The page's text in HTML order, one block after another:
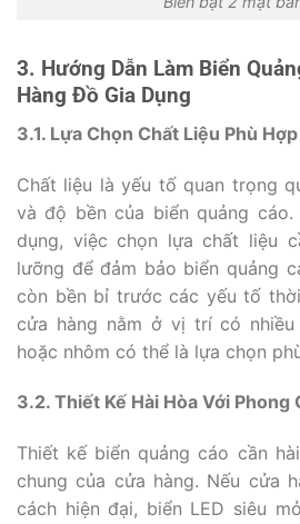
3. Hướng Dẫn Làm Biển
Hàng Đồ Gia Dụng
3.1. Lựa Chọn Chất Liệu Phù Hợp
Chất liệu là yếu tố quan trọng
và độ bền của biển quảng
dụng, việc chọn lựa chất liệu
lưỡng để đảm bảo biển quảng
còn bền bỉ trước các yếu tố
cửa hàng nằm ở vị trí có nhiều
hoặc nhôm có thể là lựa chọn
3.2. Thiết Kế Hài Hòa Với Phong
Thiết kế biển quảng cáo cần
chung của cửa hàng. Nếu cửa
cách hiện đại, biển LED siêu